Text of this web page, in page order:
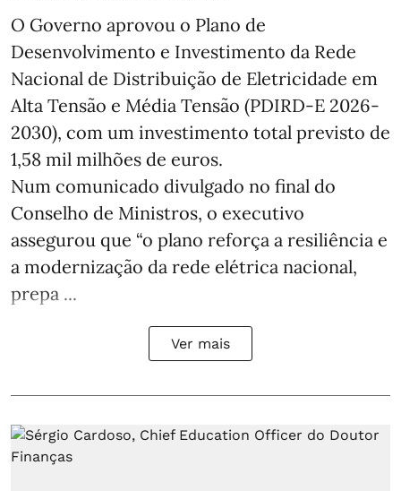
O Governo aprovou o Plano de
Desenvolvimento e Investimento da Rede
Nacional de Distribuição de Eletricidade em
Alta Tensão e Média Tensão (PDIRD-E 2026-
2030), com um investimento total previsto de
1,58 mil milhões de euros.
Num comunicado divulgado no final do
Conselho de Ministros, o executivo
assegurou que “o plano reforça a resiliência e
a modernização da rede elétrica nacional,
prepa ...
Ver mais